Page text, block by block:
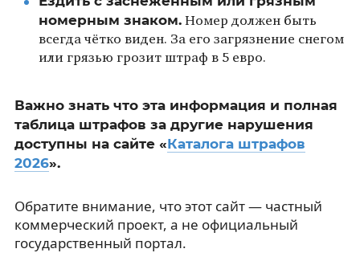
номерным знаком.Номер должен быть
всегда чётко виден. За его загрязнение снегом
или грязью грозит штраф в 5 евро.
Важно знать что эта информация и полная
таблица штрафов за другие нарушения
доступны на сайте «Каталога штрафов
2026».
Обратите внимание, что этот сайт — частный
коммерческий проект, а не официальный
государственный портал.